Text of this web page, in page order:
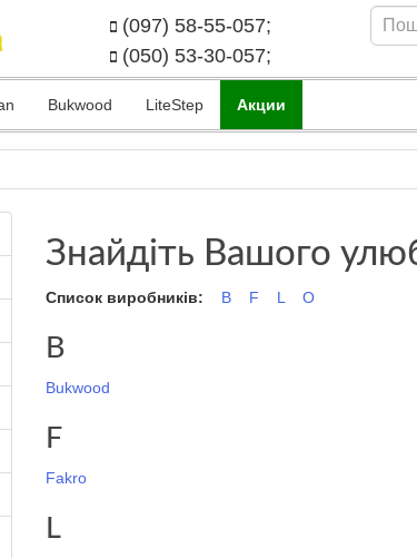
(097) 58-55-057;
(050) 53-30-057;
Bukwood LiteStep Акции
Знайдіть Вашого
Список виробників: B F L O
B
Bukwood
F
Fakro
L